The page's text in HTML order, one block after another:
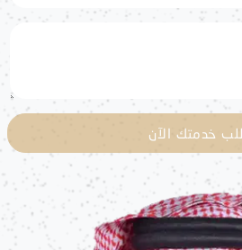
خدمتك الآن